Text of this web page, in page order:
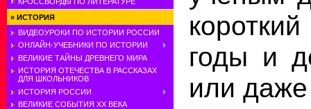
» ИСТОРИЯ
ВИДЕОУРОКИ ПО ИСТОРИИ РОССИИ
ОНЛАЙН-УЧЕБНИКИ ПО ИСТОРИИ
ВЕЛИКИЕ ТАЙНЫ ДРЕВНЕГО МИРА
ИСТОРИЯ ОТЕЧЕСТВА В РАССКАЗАХ
ДЛЯ ШКОЛЬНИКОВ
ИСТОРИЯ РОССИИ
ВЕЛИКИЕ СОБЫТИЯ ХХ ВЕКА
годы и
или